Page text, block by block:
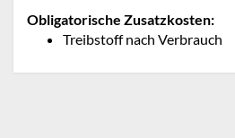
Obligatorische Zusatzkosten:
Treibstoff nach Verbrauch